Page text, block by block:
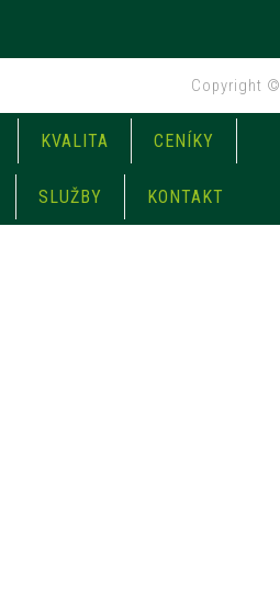
Copyright
KVALITA CENÍKY
SLUŽBY KONTAKT